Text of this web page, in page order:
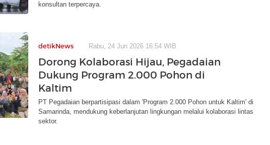
konsultan terpercaya.
detikNews Rabu, 24 Jun 2026 16:54 WIB
Dorong Kolaborasi Hijau, Pegadaian
Dukung Program 2.000 Pohon di
Kaltim
PT Pegadaian berpartisipasi dalam 'Program 2.000 Pohon untuk Kaltim' di
Samarinda, mendukung keberlanjutan lingkungan melalui kolaborasi lintas
sektor.